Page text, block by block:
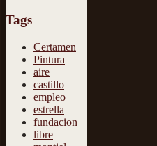
Tags
Certamen
Pintura
aire
castillo
empleo
estrella
fundacion
libre